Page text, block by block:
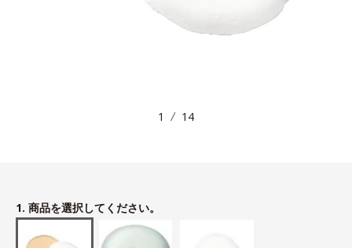
1 14
1. 商品を選択してください。